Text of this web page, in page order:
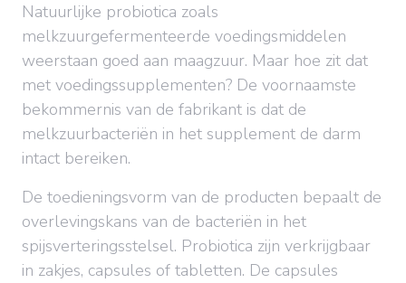
Natuurlijke probiotica zoals
melkzuurgefermenteerde voedingsmiddelen
weerstaan goed aan maagzuur. Maar hoe zit dat
met voedingssupplementen? De voornaamste
bekommernis van de fabrikant is dat de
melkzuurbacteriën in het supplement de darm
intact bereiken.
De toedieningsvorm van de producten bepaalt de
overlevingskans van de bacteriën in het
spijsverteringsstelsel. Probiotica zijn verkrijgbaar
in zakjes, capsules of tabletten. De capsules